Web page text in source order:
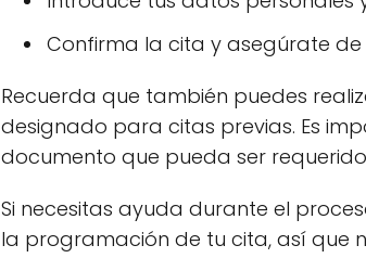
Confirma la cita y asegúrate
Recuerda que también puedes
designado para citas previas. Es
documento que pueda ser
Si necesitas ayuda durante el
la programación de tu cita, así que